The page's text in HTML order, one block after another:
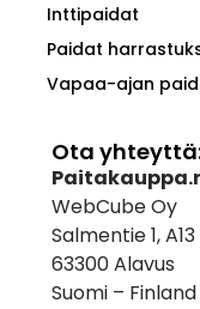
Inttipaidat
Paidat
Vapaa-ajan
Ota
WebCube Oy
Salmentie 1, A13
63300 Alavus
Suomi – Finland